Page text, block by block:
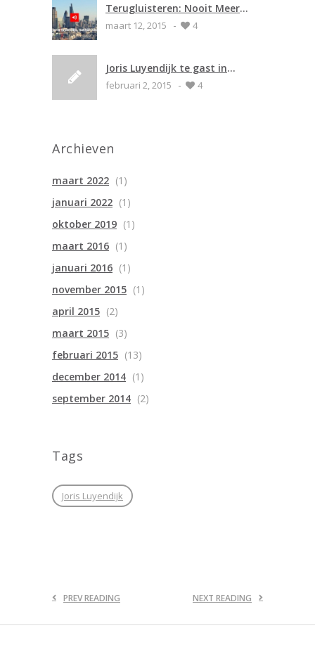
Terugluisteren: Nooit Meer
Slapen (radio 1)
maart 12, 2015 - 4
Joris Luyendijk te gast in
Emmen
februari 2, 2015 - 4
Archieven
maart 2022 (1)
januari 2022 (1)
oktober 2019 (1)
maart 2016 (1)
januari 2016 (1)
november 2015 (1)
april 2015 (2)
maart 2015 (3)
februari 2015 (13)
december 2014 (1)
september 2014 (2)
Tags
Joris Luyendijk
PREV READING NEXT READING